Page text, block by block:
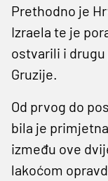
Prethodno je
Izraela te je
ostvarili i
Gruzije.
Od prvog do
bila je
između ove
lakoćom